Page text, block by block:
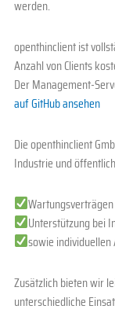
werden.
openthinclient ist
Anzahl von Clients
Der Management-
auf GitHub ansehen
Die openthinclient
Industrie und
Unterstützung bei
sowie
Zusätzlich bieten wir
unterschiedliche